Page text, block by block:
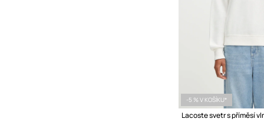
-5 % V KOŠÍKU*
Lacoste svetr s příměsí